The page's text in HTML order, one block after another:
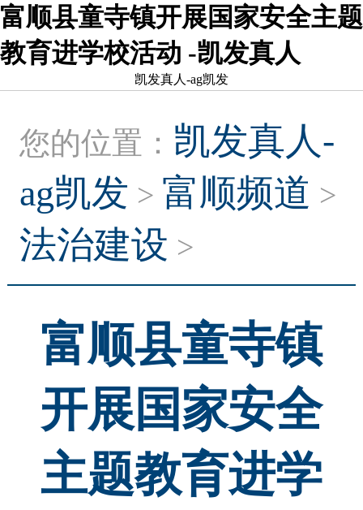
富顺县童寺镇开展国家安全主题
教育进学校活动 -凯发真人
凯发真人-ag凯发
您的位置： 凯发真人-
ag凯发 > 富顺频道 >
法治建设 >
富顺县童寺镇
开展国家安全
主题教育进学